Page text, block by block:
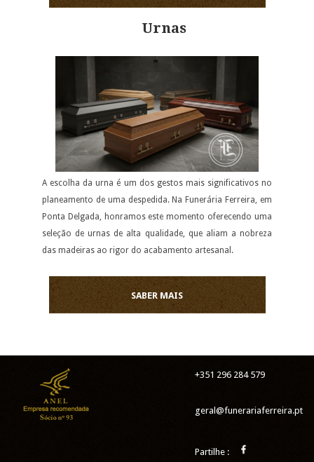
Urnas
A escolha da urna é um dos gestos mais significativos no
planeamento de uma despedida. Na Funerária Ferreira, em
Ponta Delgada, honramos este momento oferecendo uma
seleção de urnas de alta qualidade, que aliam a nobreza
das madeiras ao rigor do acabamento artesanal.
SABER MAIS
+351 296 284 579
geral@funerariaferreira.pt
Partilhe :